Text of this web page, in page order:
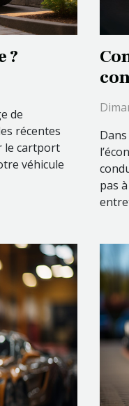
?
de
récentes
le cartport
véhicule
pas